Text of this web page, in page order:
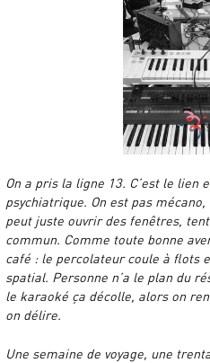
On a pris la ligne 13. C’est le lien
psychiatrique. On est pas
peut juste ouvrir des fenêtres,
commun. Comme toute bonne
café : le percolateur coule à flots
spatial. Personne n’a le plan du
le karaoké ça décolle, alors on
on délire.
Une semaine de voyage, une